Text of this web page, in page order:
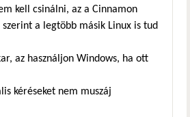
kell csinálni, az a Cinnamon
szerint a legtöbb másik Linux is tud
az használjon Windows, ha ott
kéréseket nem muszáj